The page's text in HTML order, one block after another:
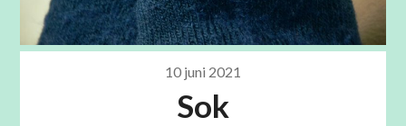
10 juni 2021
Sok